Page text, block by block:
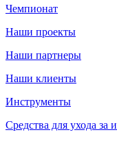
Чемпионат
Наши проекты
Наши партнеры
Наши клиенты
Инструменты
Средства для ухода за